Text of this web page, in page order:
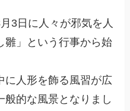
3日に人々が邪気を人
雛」という行事から始
に人形を飾る風習が広
般的な風景となりまし